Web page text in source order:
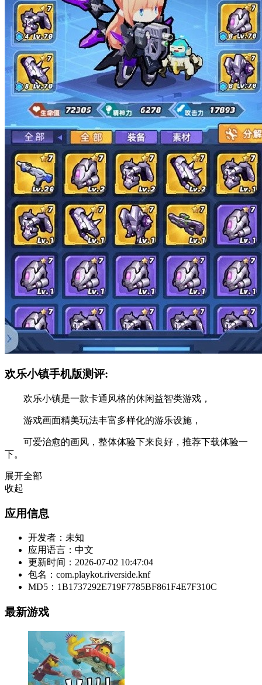
欢乐小镇手机版测评:
欢乐小镇是一款卡通风格的休闲益智类游戏，
游戏画面精美玩法丰富多样化的游乐设施，
可爱治愈的画风，整体体验下来良好，推荐下载体验一
下。
展开全部
收起
应用信息
开发者： 未知
应用语言： 中文
更新时间： 2026-07-02 10:47:04
包名： com.playkot.riverside.knf
MD5： 1B1737292E719F7785BF861F4E7F310C
最新游戏